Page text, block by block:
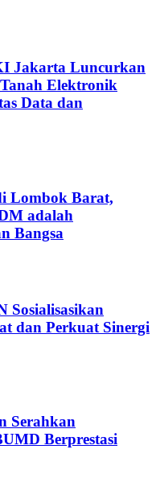
Jakarta Luncurkan
Elektronik
Data dan
Lombok Barat,
adalah
Bangsa
Sosialisasikan
dan Perkuat Sinergi
Serahkan
Berprestasi